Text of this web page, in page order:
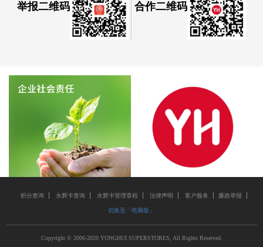
举报二维码 合作二维码
积分查询 永辉卡查询 永辉卡管理章程 法律声明 客户服务 廉政举报
切换至「电脑版」
Copyright © 2006-2020 YONGHUI SUPERSTORES, All Rights Reserved.